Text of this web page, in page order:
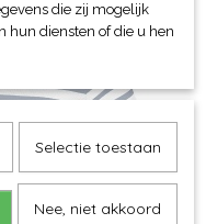
die zij mogelijk
hun diensten of die u hen
Selectie toestaan
Nee, niet akkoord